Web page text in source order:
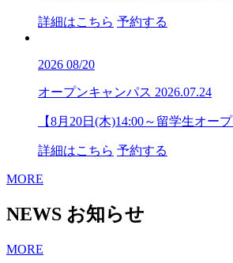
詳細はこちら 予約する
2026 08/20
オープンキャンパス 2026.07.24
【8月20日(木)14:00～留学生オー
詳細はこちら 予約する
MORE
NEWS お知らせ
MORE